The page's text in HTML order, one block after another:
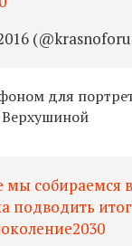
для
мы
подводить